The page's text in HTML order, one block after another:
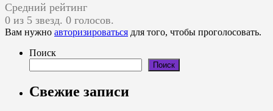
Средний рейтинг
0 из 5 звезд. 0 голосов.
Вам нужно авторизироваться для того, чтобы проголосовать.
Поиск
Поиск
Свежие записи